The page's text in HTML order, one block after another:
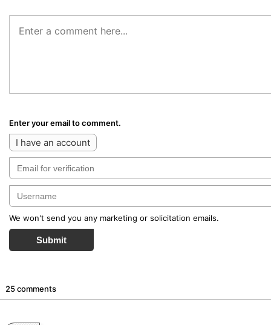
Enter your email to comment.
I have an account
We won't send you any marketing or solicitation emails.
Submit
25 comments